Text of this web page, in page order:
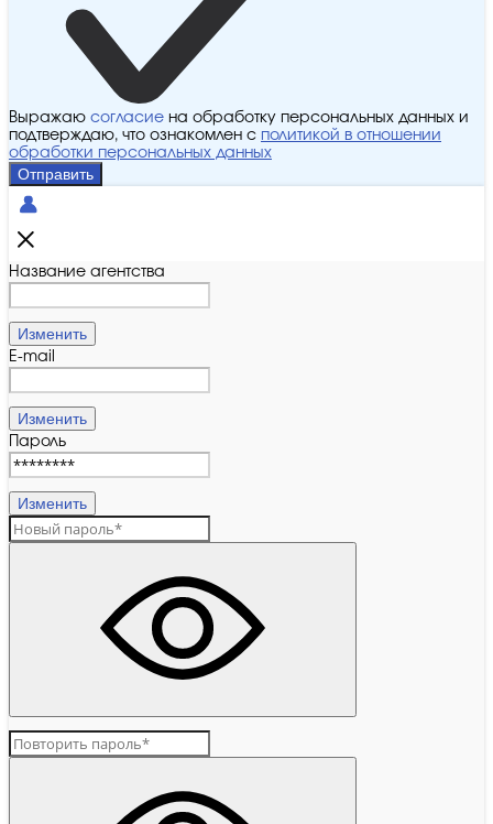
Выражаю согласие на обработку персональных данных и
подтверждаю, что ознакомлен с политикой в отношении
обработки персональных данных
Отправить
Название агентства
Изменить
E-mail
Изменить
Пароль
Изменить